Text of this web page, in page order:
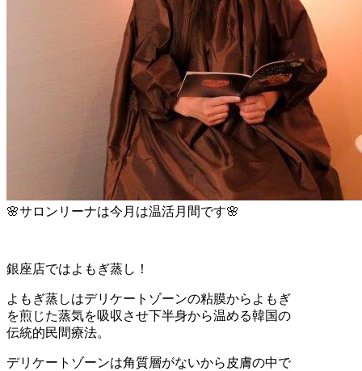
🌸サロンリーナは今月は温活月間です🌸
銀座店ではよもぎ蒸し！
よもぎ蒸しはデリケートゾーンの粘膜からよもぎ
を煎じた蒸気を吸収させ下半身から温める韓国の
伝統的民間療法。
デリケートゾーンは角質層がないから皮膚の中で